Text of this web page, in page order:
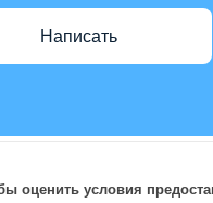
Написать
оценить условия